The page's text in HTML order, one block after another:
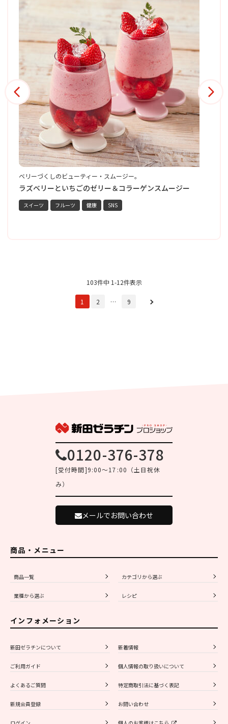
ベリーづくしのビューティー・スムージー。
ラズベリーといちごのゼリー＆コラーゲンスムージー
スイーツ フルーツ 健康 SNS
103件中 1-12件表示
1 2 … 9
0120-376-378
[受付時間]9:00～17:00（土日祝休
み）
メールでお問い合わせ
商品・メニュー
商品一覧 カテゴリから選ぶ
業種から選ぶ レシピ
インフォメーション
新田ゼラチンについて 新着情報
ご利用ガイド 個人情報の取り扱いについて
よくあるご質問 特定商取引法に基づく表記
新規会員登録 お問い合わせ